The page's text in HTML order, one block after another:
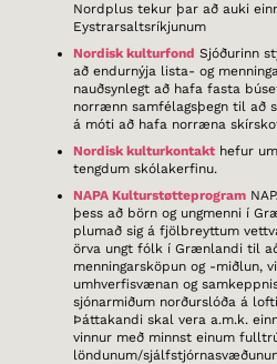
Nordplus tekur þar að auki
Eystrarsaltsríkjunum
Nordisk kulturfond Sjóðurinn
að endurnýja lista- og
nauðsynlegt að hafa fasta
norrænn samfélagsþegn til að
á móti að hafa norræna
Nordisk kulturkontakthefur
tengdum skólakerfinu.
NAPA Kulturstøtteprogram
þess að börn og ungmenni í
plumað sig á fjölbreyttum
örva ungt fólk í Grænlandi til
menningarsköpun og -miðlun,
umhverfisvænan og
sjónarmiðum norðurslóða á
Þáttakandi skal vera a.m.k.
vinnur með minnst einum
löndunum/